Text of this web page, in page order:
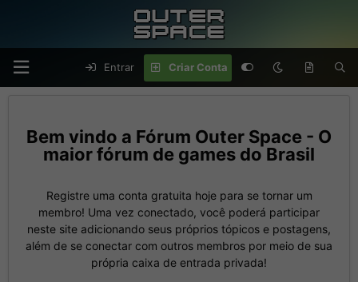
Entrar Criar Conta
Fórum Outer Space - O
maior fórum de games do Brasil
Registre uma conta gratuita hoje para se tornar um
membro! Uma vez conectado, você poderá participar
neste site adicionando seus próprios tópicos e postagens,
além de se conectar com outros membros por meio de sua
própria caixa de entrada privada!